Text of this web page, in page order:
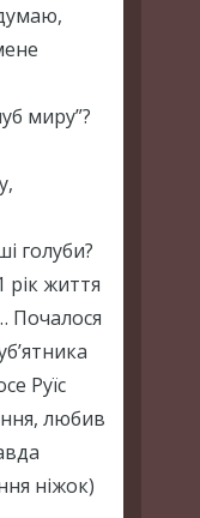
миру”?
голуби?
рік життя
Почалося
Руїс
любив
ніжок)